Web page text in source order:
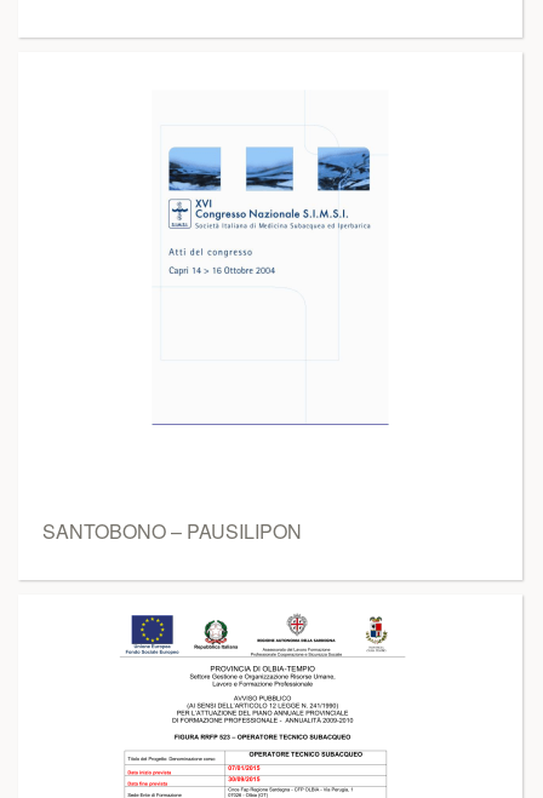
SANTOBONO – PAUSILIPON